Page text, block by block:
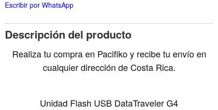
Escribir por WhatsApp
Descripción del producto
Realiza tu compra en Pacifiko y recibe tu envío en
cualquier dirección de Costa Rica.
Unidad Flash USB DataTraveler G4